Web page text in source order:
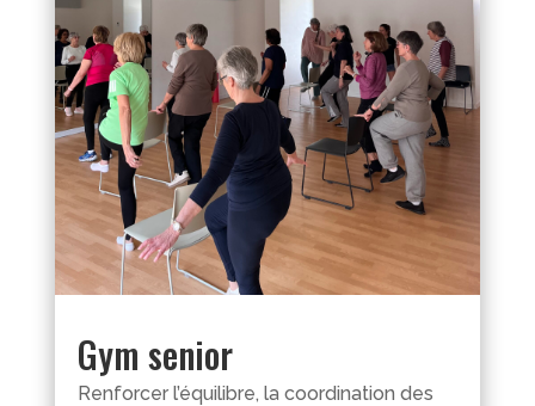
Gym senior
Renforcer l’équilibre, la coordination des